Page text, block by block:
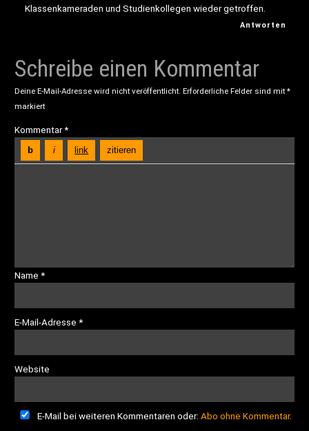
Klassenkameraden und Studienkollegen wieder getroffen.
Antworten
Schreibe einen Kommentar
Deine E-Mail-Adresse wird nicht veröffentlicht. Erforderliche Felder sind mit*
markiert
Kommentar*
Name*
E-Mail-Adresse*
Website
E-Mail bei weiteren Kommentaren oder:Abo ohne Kommentar.